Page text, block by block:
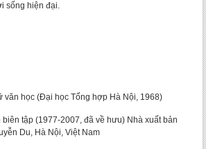
sống hiện đại.
văn học (Đại học Tổng hợp Hà Nội, 1968)
biên tập (1977-2007, đã về hưu) Nhà xuất bản
Du, Hà Nội, Việt Nam